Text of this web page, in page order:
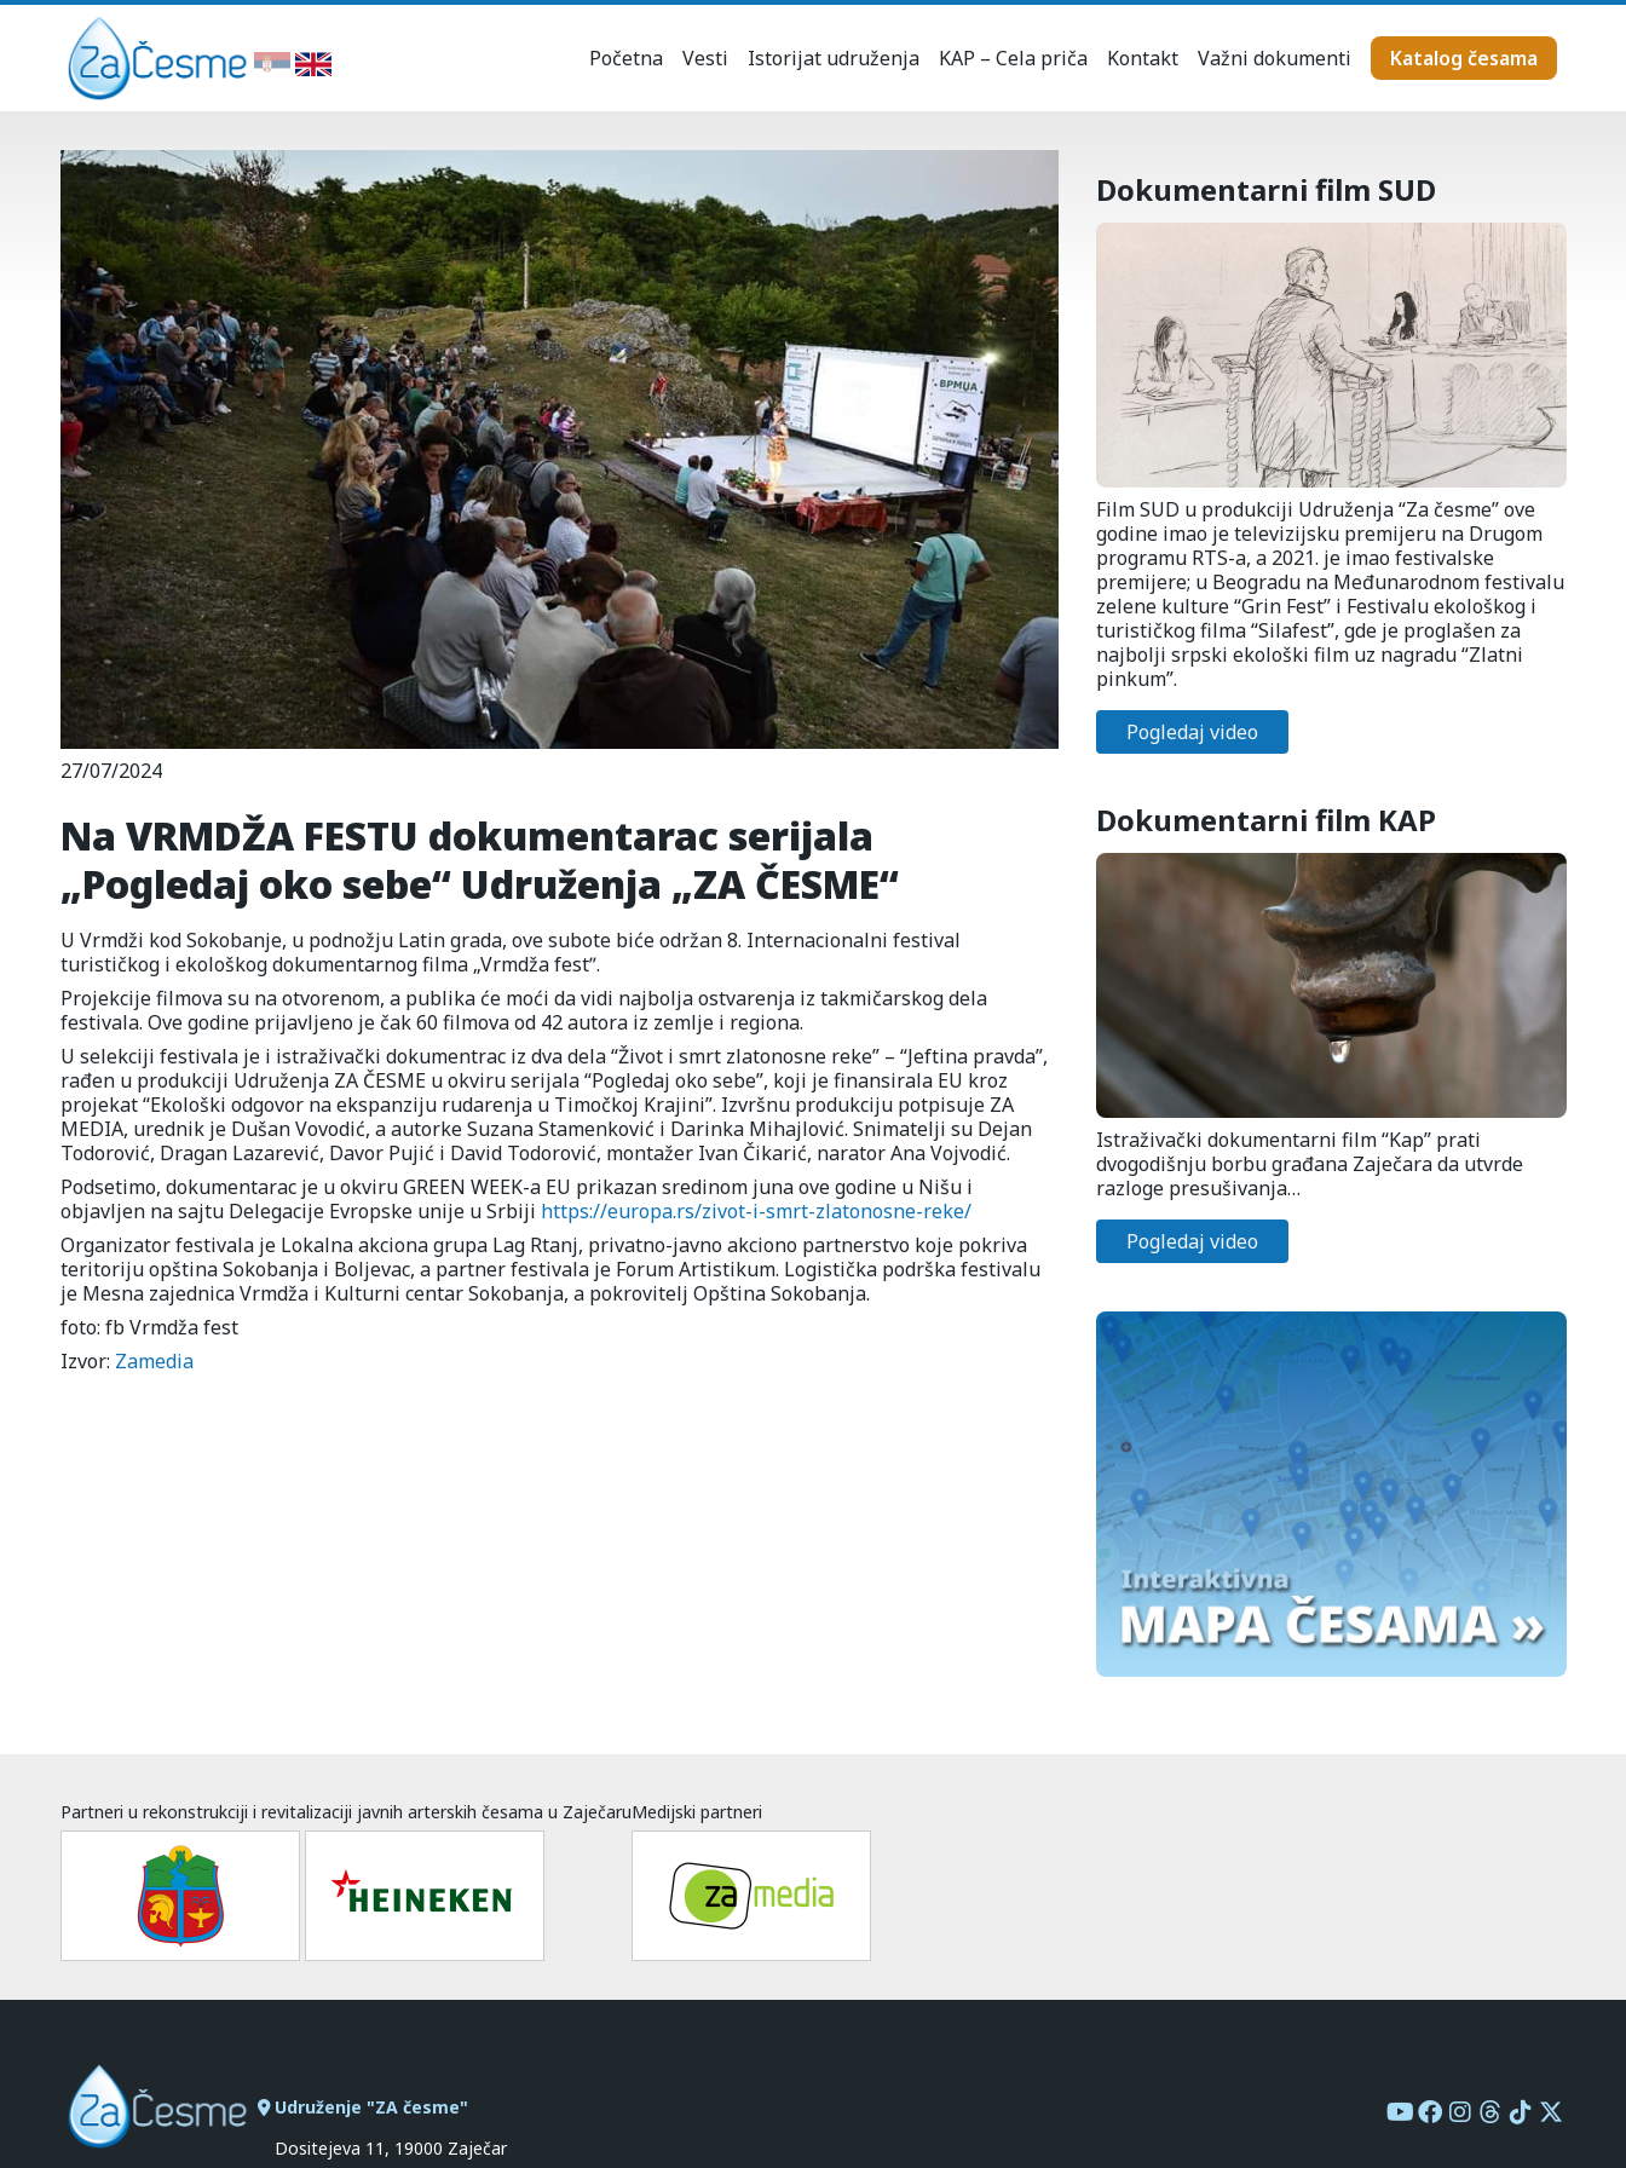
Početna Vesti Istorijat udruženja KAP – Cela priča Kontakt Važni dokumenti Katalog česama
27/07/2024
Na VRMDŽA FESTU dokumentarac serijala
„Pogledaj oko sebe“ Udruženja „ZA ČESME“
U Vrmdži kod Sokobanje, u podnožju Latin grada, ove subote biće održan 8. Internacionalni festival
turističkog i ekološkog dokumentarnog filma „Vrmdža festˮ.
Projekcije filmova su na otvorenom, a publika će moći da vidi najbolja ostvarenja iz takmičarskog dela
festivala. Ove godine prijavljeno je čak 60 filmova od 42 autora iz zemlje i regiona.
U selekciji festivala je i istraživački dokumentrac iz dva dela “Život i smrt zlatonosne reke” – “Jeftina pravda”,
rađen u produkciji Udruženja ZA ČESME u okviru serijala “Pogledaj oko sebe”, koji je finansirala EU kroz
projekat “Ekološki odgovor na ekspanziju rudarenja u Timočkoj Krajini”. Izvršnu produkciju potpisuje ZA
MEDIA, urednik je Dušan Vovodić, a autorke Suzana Stamenković i Darinka Mihajlović. Snimatelji su Dejan
Todorović, Dragan Lazarević, Davor Pujić i David Todorović, montažer Ivan Čikarić, narator Ana Vojvodić.
Podsetimo, dokumentarac je u okviru GREEN WEEK-a EU prikazan sredinom juna ove godine u Nišu i
objavljen na sajtu Delegacije Evropske unije u Srbiji https://europa.rs/zivot-i-smrt-zlatonosne-reke/
Organizator festivala je Lokalna akciona grupa Lag Rtanj, privatno-javno akciono partnerstvo koje pokriva
teritoriju opština Sokobanja i Boljevac, a partner festivala je Forum Artistikum. Logistička podrška festivalu
je Mesna zajednica Vrmdža i Kulturni centar Sokobanja, a pokrovitelj Opština Sokobanja.
foto: fb Vrmdža fest
Izvor: Zamedia
Dokumentarni film SUD
Film SUD u produkciji Udruženja “Za česme” ove
godine imao je televizijsku premijeru na Drugom
programu RTS-a, a 2021. je imao festivalske
premijere; u Beogradu na Međunarodnom festivalu
zelene kulture “Grin Fest” i Festivalu ekološkog i
turističkog filma “Silafest”, gde je proglašen za
najbolji srpski ekološki film uz nagradu “Zlatni
pinkum”.
Pogledaj video
Dokumentarni film KAP
Istraživački dokumentarni film “Kap” prati
dvogodišnju borbu građana Zaječara da utvrde
razloge presušivanja…
Pogledaj video
Partneri u rekonstrukciji i revitalizaciji javnih arterskih česama u ZaječaruMedijski partneri
Udruženje "ZA česme"
Dositejeva 11, 19000 Zaječar